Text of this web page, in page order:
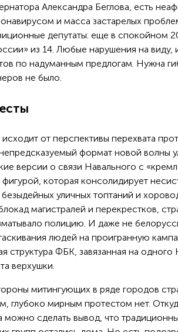
Александра Беглова, есть
и масса застарелых
депутаты: еще в спокойном
из 14. Любые нарушения на виду,
по надуманным предлогам. Нужна
не было.
исходит от перспективы перехвата
формат новой волны
версии о связи Навального с
которая консолидирует
уличных топтаний и
магистралей и перекрестков,
полицию. И даже не
людей на проигранную
структура ФБК, завязанная на одного
верхушки.
митингующих в ряде городов
глубоко мирным протестом нет.
можно сделать вывод, что